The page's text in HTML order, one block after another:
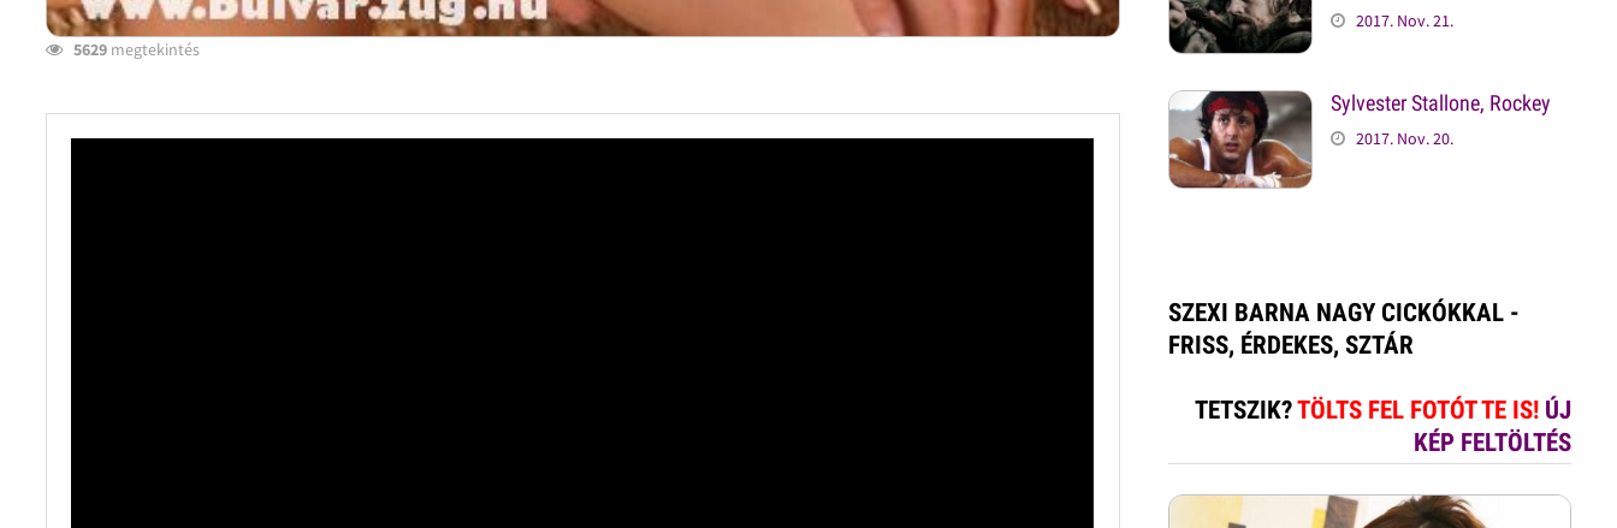
5629 megtekintés
2017. Nov. 21.
Sylvester Stallone, Rockey
2017. Nov. 20.
SZEXI BARNA NAGY CICKÓKKAL -
FRISS, ÉRDEKES, SZTÁR
TETSZIK?TÖLTS FEL FOTÓT TE IS! ÚJ
KÉP FELTÖLTÉS